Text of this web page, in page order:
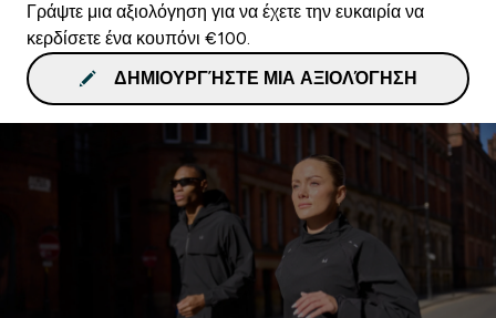
Γράψτε μια αξιολόγηση για να έχετε την ευκαιρία να
κερδίσετε ένα κουπόνι €100.
ΔΗΜΙΟΥΡΓΉΣΤΕ ΜΙΑ ΑΞΙΟΛΌΓΗΣΗ